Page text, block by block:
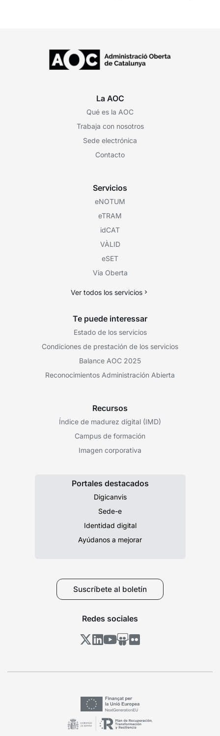
La AOC
Qué es la AOC
Trabaja con nosotros
Sede electrónica
Contacto
Servicios
eNOTUM
eTRAM
idCAT
VÀLID
eSET
Via Oberta
Ver todos los servicios
Te puede interessar
Estado de los servicios
Condiciones de prestación de los servicios
Balance AOC 2025
Reconocimientos Administración Abierta
Recursos
Índice de madurez digital (IMD)
Campus de formación
Imagen corporativa
Portales destacados
Digicanvis
Sede-e
Identidad digital
Ayúdanos a mejorar
Suscríbete al boletín
Redes sociales